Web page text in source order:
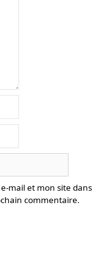
mail et mon site dans
commentaire.